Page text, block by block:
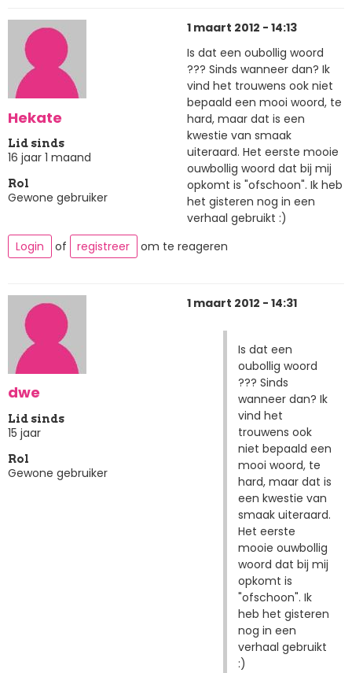
Hekate
Lid sinds
16 jaar 1 maand
Rol
Gewone gebruiker
1 maart 2012 - 14:13
Is dat een oubollig woord
??? Sinds wanneer dan? Ik
vind het trouwens ook niet
bepaald een mooi woord, te
hard, maar dat is een
kwestie van smaak
uiteraard. Het eerste mooie
ouwbollig woord dat bij mij
opkomt is "ofschoon". Ik heb
het gisteren nog in een
verhaal gebruikt :)
Login
of registreer om te reageren
dwe
Lid sinds
15 jaar
Rol
Gewone gebruiker
1 maart 2012 - 14:31
Is dat een
oubollig woord
??? Sinds
wanneer dan? Ik
vind het
trouwens ook
niet bepaald een
mooi woord, te
hard, maar dat is
een kwestie van
smaak uiteraard.
Het eerste
mooie ouwbollig
woord dat bij mij
opkomt is
"ofschoon". Ik
heb het gisteren
nog in een
verhaal gebruikt
:)